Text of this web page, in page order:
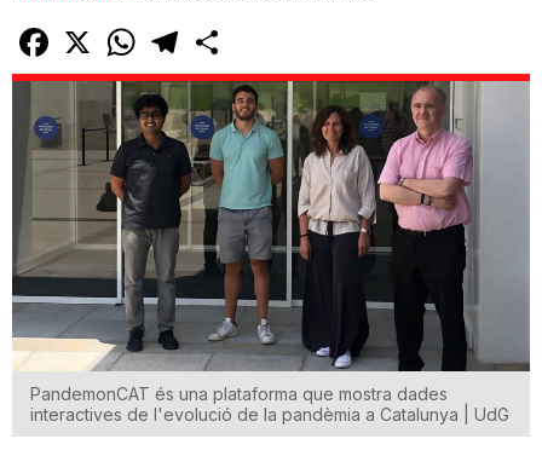
Facebook
X WhatsAppTelegram
PandemonCAT és una plataforma que mostra dades
interactives de l'evolució de la pandèmia a Catalunya | UdG